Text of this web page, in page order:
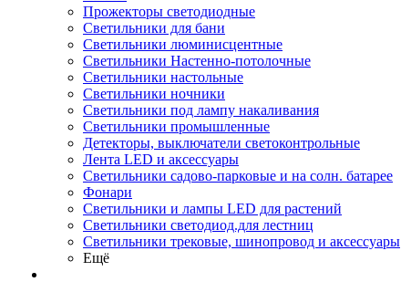
Прожекторы светодиодные
Светильники для бани
Светильники люминисцентные
Светильники Настенно-потолочные
Светильники настольные
Светильники ночники
Светильники под лампу накаливания
Светильники промышленные
Детекторы, выключатели светоконтрольные
Лента LED и аксессуары
Светильники садово-парковые и на солн. батарее
Фонари
Светильники и лампы LED для растений
Светильники светодиод.для лестниц
Светильники трековые, шинопровод и аксессуары
Ещё